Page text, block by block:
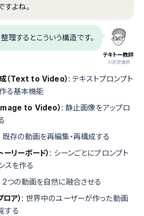
すよね。
テキトー教師
.AI認定講師
理するとこういう構造です。
（Text to Video） : テキストプロンプト
る基本機能
to Video） : 静止画像をアップロ
既存の動画を再編集・再構成する
リーボード） : シーンごとにプロンプト
スを作る
2つの動画を自然に融合させる
ア） : 世界中のユーザーが作った動画
する